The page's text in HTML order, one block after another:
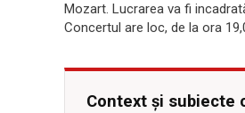
Mozart. Lucrarea va fi
Concertul are loc, de la ora
Context și subiecte